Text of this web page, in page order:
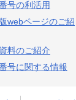
号の利活用
webページのご紹
料のご紹介
号に関する情報